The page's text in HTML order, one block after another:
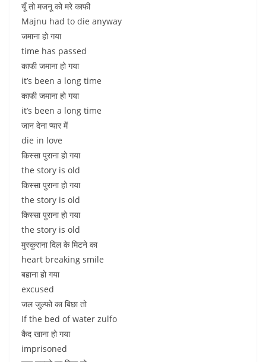
यूँ तो मजनू को मरे काफी
Majnu had to die anyway
जमाना हो गया
time has passed
काफी जमाना हो गया
it’s been a long time
काफी जमाना हो गया
it’s been a long time
जान देना प्यार में
die in love
किस्सा पुराना हो गया
the story is old
किस्सा पुराना हो गया
the story is old
किस्सा पुराना हो गया
the story is old
मुस्कुराना दिल के मिटने का
heart breaking smile
बहाना हो गया
excused
जल जुल्फो का बिछा तो
If the bed of water zulfo
कैद खाना हो गया
imprisoned